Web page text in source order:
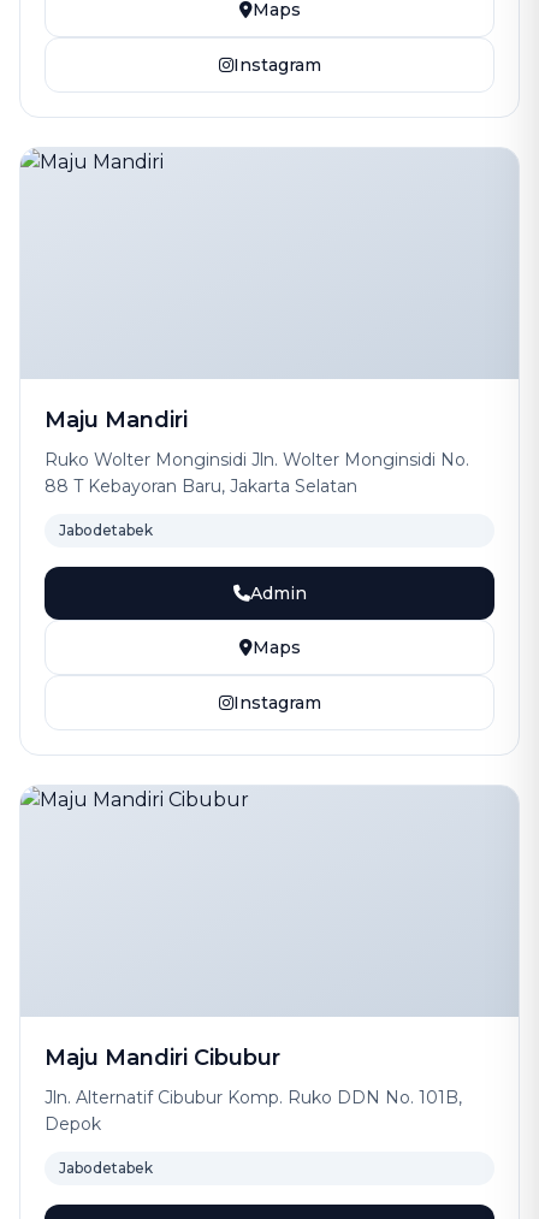
Maps
Instagram
Maju Mandiri
Ruko Wolter Monginsidi Jln. Wolter Monginsidi No.
88 T Kebayoran Baru, Jakarta Selatan
Jabodetabek
Admin
Maps
Instagram
Maju Mandiri Cibubur
Jln. Alternatif Cibubur Komp. Ruko DDN No. 101B,
Depok
Jabodetabek